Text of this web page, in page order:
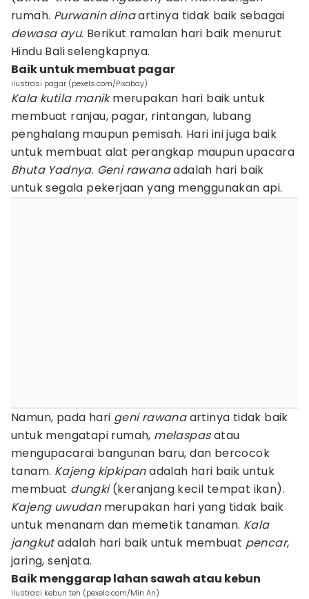
rumah. Purwanin dinaartinya tidak baik sebagai
dewasa ayu. Berikut ramalan hari baik menurut
Hindu Bali selengkapnya.
Baik untuk membuat pagar
ilustrasi pagar (pexels.com/Pixabay)
Kala kutila manikmerupakan hari baik untuk
membuat ranjau, pagar, rintangan, lubang
penghalang maupun pemisah. Hari ini juga baik
untuk membuat alat perangkap maupun upacara
Bhuta Yadnya. Geni rawanaadalah hari baik
untuk segala pekerjaan yang menggunakan api.
Namun, pada hari geni rawanaartinya tidak baik
untuk mengatapi rumah, melaspasatau
mengupacarai bangunan baru, dan bercocok
tanam. Kajeng kipkipanadalah hari baik untuk
membuat dungki(keranjang kecil tempat ikan).
Kajeng uwudan merupakan hari yang tidak baik
untuk menanam dan memetik tanaman. Kala
jangkutadalah hari baik untuk membuat pencar,
jaring, senjata.
Baik menggarap lahan sawah atau kebun
ilustrasi kebun teh (pexels.com/Min An)